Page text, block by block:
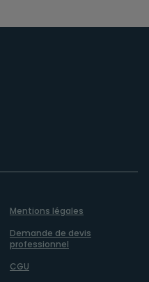
Mentions légales
Demande de devis
professionnel
CGU